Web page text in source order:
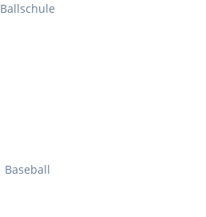
Ballschule
Baseball